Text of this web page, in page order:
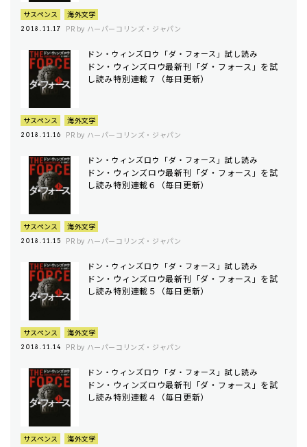
サスペンス 海外文学
2018.11.17 PR by ハーパーコリンズ・ジャパン
ドン・ウィンズロウ「ダ・フォース」試し読み
ドン・ウィンズロウ最新刊「ダ・フォース」を試
し読み特別連載７（毎日更新）
サスペンス 海外文学
2018.11.16 PR by ハーパーコリンズ・ジャパン
ドン・ウィンズロウ「ダ・フォース」試し読み
ドン・ウィンズロウ最新刊「ダ・フォース」を試
し読み特別連載６（毎日更新）
サスペンス 海外文学
2018.11.15 PR by ハーパーコリンズ・ジャパン
ドン・ウィンズロウ「ダ・フォース」試し読み
ドン・ウィンズロウ最新刊「ダ・フォース」を試
し読み特別連載５（毎日更新）
サスペンス 海外文学
2018.11.14 PR by ハーパーコリンズ・ジャパン
ドン・ウィンズロウ「ダ・フォース」試し読み
ドン・ウィンズロウ最新刊「ダ・フォース」を試
し読み特別連載４（毎日更新）
サスペンス 海外文学